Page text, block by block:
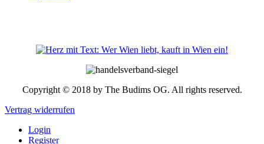
Copyright © 2018 by The Budims OG. All rights reserved.
Vertrag widerrufen
Login
Register